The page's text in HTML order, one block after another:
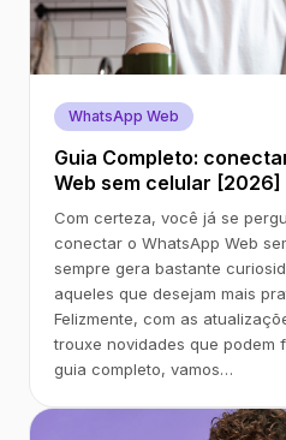
WhatsApp Web
Guia Completo:
Web sem celular [2026]
Com certeza, você já se
conectar o WhatsApp Web
sempre gera bastante
aqueles que desejam mais
Felizmente, com as
trouxe novidades que podem
guia completo, vamos…